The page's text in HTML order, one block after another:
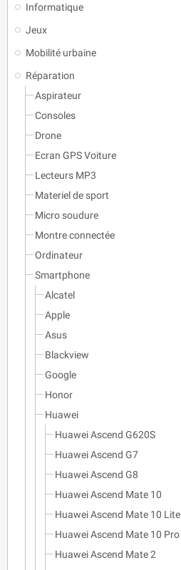
Informatique
Jeux
Mobilité urbaine
Réparation
Aspirateur
Consoles
Drone
Ecran GPS Voiture
Lecteurs MP3
Materiel de sport
Micro soudure
Montre connectée
Ordinateur
Smartphone
Alcatel
Apple
Asus
Blackview
Google
Honor
Huawei
Huawei Ascend G620S
Huawei Ascend G7
Huawei Ascend G8
Huawei Ascend Mate 10
Huawei Ascend Mate 10 Lite
Huawei Ascend Mate 10 Pro
Huawei Ascend Mate 2